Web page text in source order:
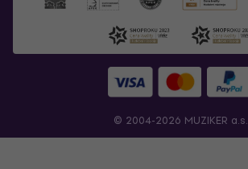
© 2004-2026 MUZIKER a.s.